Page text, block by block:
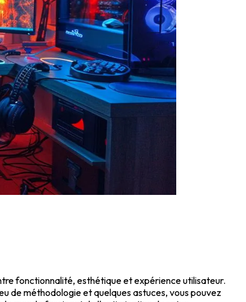
fonctionnalité, esthétique et expérience utilisateur.
de méthodologie et quelques astuces, vous pouvez